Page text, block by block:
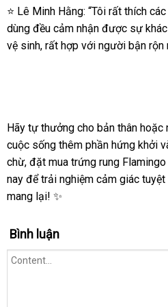
khiển
từ
xa
⭐ Lê Minh Hằng: “Tôi rất thích
dùng đều cảm nhận được sự
vệ sinh, rất hợp với người bận rộn
Hãy tự thưởng cho bản thân
cuộc sống thêm phần hứng khởi
chừ, đặt mua trứng rung
nay để trải nghiệm cảm giác
mang lại! ✨
Bình luận